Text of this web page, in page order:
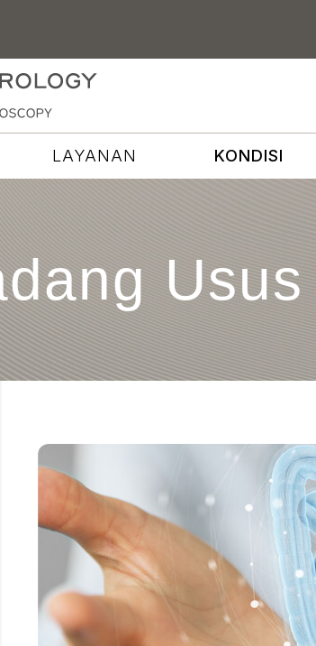
LAYANAN KONDISI